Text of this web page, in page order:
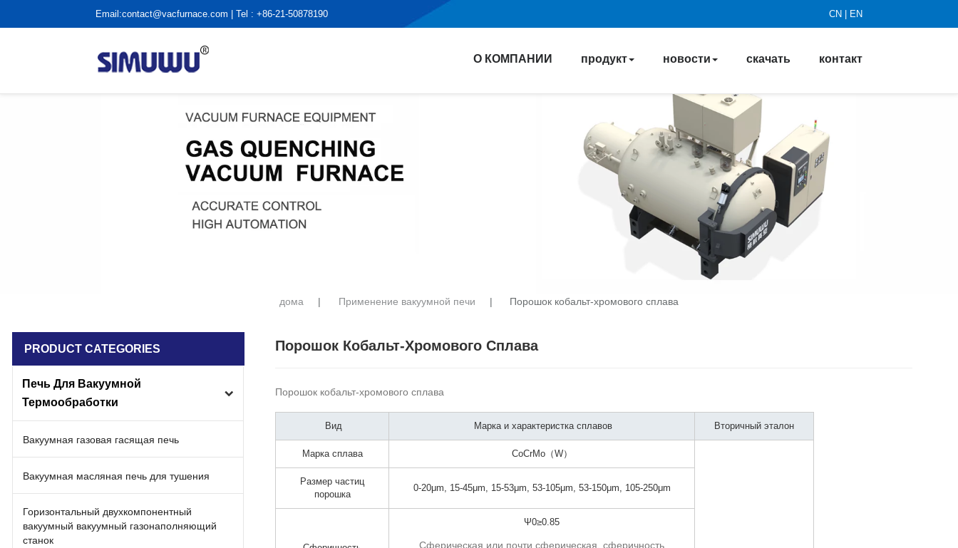
Email:contact@vacfurnace.com | Tel : +86-21-50878190 CN EN
О КОМПАНИИ продукт новости скачать контакт
дома Применение вакуумной печи Порошок кобальт-хромового сплава
PRODUCT CATEGORIES
Печь Для Вакуумной
Термообработки
Вакуумная газовая гасящая печь
Вакуумная масляная печь для тушения
Горизонтальный двухкомпонентный
вакуумный вакуумный газонаполняющий
станок
Порошок Кобальт-Хромового Сплава
Порошок кобальт-хромового сплава
Вид Марка и характеристка сплавов Вторичный эталон
Марка сплава CoCrMo（W）
Размер частиц
порошка
0-20μm, 15-45μm, 15-53μm, 53-105μm, 53-150μm, 105-250μm
Ψ0≥0.85
Сферическая или почти сферическая, сферичность